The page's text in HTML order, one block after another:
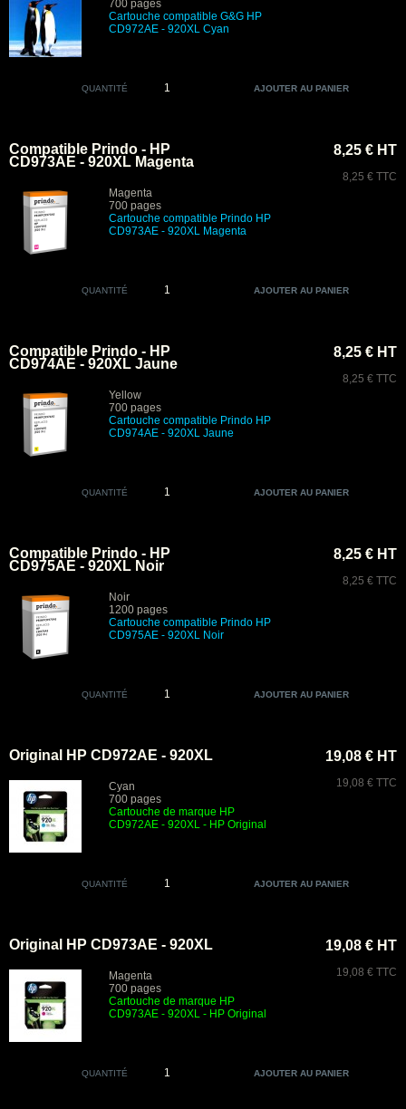
700 pages
Cartouche compatible G&G HP
CD972AE - 920XL Cyan
QUANTITÉ
Compatible Prindo - HP
CD973AE - 920XL Magenta
Magenta
700 pages
Cartouche compatible Prindo HP
CD973AE - 920XL Magenta
8,25 € HT
8,25 € TTC
QUANTITÉ
Compatible Prindo - HP
CD974AE - 920XL Jaune
Yellow
700 pages
Cartouche compatible Prindo HP
CD974AE - 920XL Jaune
8,25 € HT
8,25 € TTC
QUANTITÉ
Compatible Prindo - HP
CD975AE - 920XL Noir
Noir
1200 pages
Cartouche compatible Prindo HP
CD975AE - 920XL Noir
8,25 € HT
8,25 € TTC
QUANTITÉ
Original HP CD972AE - 920XL
Cyan
700 pages
Cartouche de marque HP
CD972AE - 920XL - HP Original
19,08 € HT
19,08 € TTC
QUANTITÉ
Original HP CD973AE - 920XL
Magenta
700 pages
Cartouche de marque HP
CD973AE - 920XL - HP Original
19,08 € HT
19,08 € TTC
QUANTITÉ